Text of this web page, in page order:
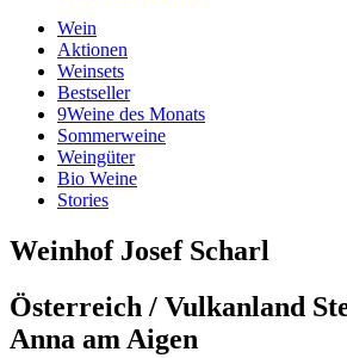
Wein
Aktionen
Weinsets
Bestseller
9Weine des Monats
Sommerweine
Weingüter
Bio Weine
Stories
Weinhof Josef Scharl
Österreich / Vulkanland
Anna am Aigen